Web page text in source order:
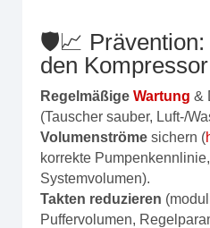
🛡️📈 Prävention:
den
Regelmäßige Wartung &
(Tauscher sauber, Luft-/
Volumenströme sichern (
korrekte
Systemvolumen).
Takten reduzieren
Puffervolumen,